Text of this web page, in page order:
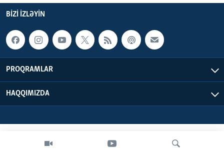
Dillər
BIZI IZLƏYIN
PROQRAMLAR
HAQQIMIZDA